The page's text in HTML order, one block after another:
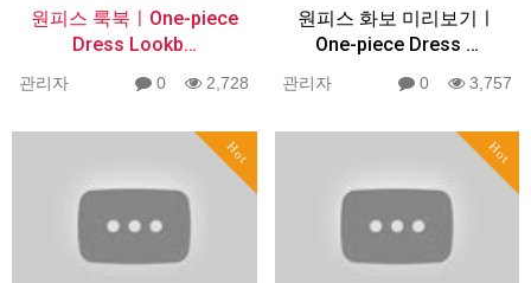
원피스 룩북ㅣOne-piece
Dress Lookb…
관리자 0 2,728
원피스 화보 미리보기ㅣ
One-piece Dress …
관리자 0 3,757
Hot Hot